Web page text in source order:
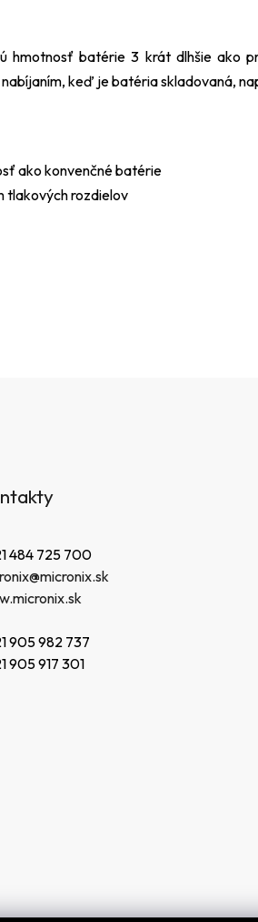
hmotnosť batérie 3 krát dlhšie ako
keď je batéria skladovaná,
ako konvenčné batérie
tlakových rozdielov
484 725 700
905 982 737
905 917 301